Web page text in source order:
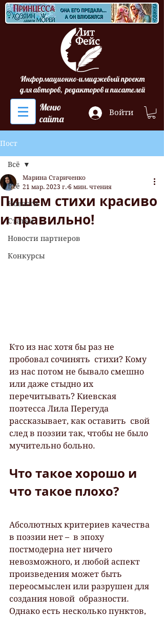
Информационно-имиджевый проект
для авторов, редакторов и писателей
Меню
сайта
Войти
Пост
Всё
Новости
Статьи
Новости партнеров
Конкурсы
Всё
Пишем стихи красиво
и правильно!
Марина Стариченко
21 мар. 2023 г. 6 мин. чтения
Кто из нас хотя бы раз не
пробовал сочинять  стихи? Кому
из нас потом не бывало смешно
или даже стыдно их
перечитывать? Киевская
поэтесса Лила Перегуда
рассказывает, как оставить  свой
след в поэзии так, чтобы не было
мучительно больно.
Что такое хорошо и
что такое плохо?
Абсолютных критериев качества
в поэзии нет –  в эпоху
постмодерна нет ничего
невозможного, и любой аспект
произведения может быть
переосмыслен или разрушен для
создания новой  образности.
Однако есть несколько пунктов,